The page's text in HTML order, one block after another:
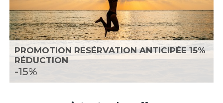
PROMOTION RESÉRVATION ANTICIPÉE 15%
RÉDUCTION
-15%